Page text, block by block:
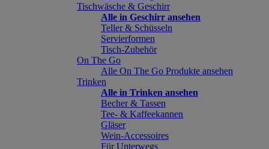
Tischwäsche & Geschirr
Alle in Geschirr ansehen
Teller & Schüsseln
Servierformen
Tisch-Zubehör
On The Go
Alle On The Go Produkte ansehen
Trinken
Alle in Trinken ansehen
Becher & Tassen
Tee- & Kaffeekannen
Gläser
Wein-Accessoires
Für Unterwegs